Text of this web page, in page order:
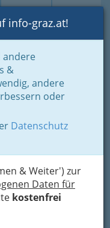
Login Toggle
info-graz.at!
andere
&
andere
oder
Datenschutz
& Weiter') zur
Daten für
kostenfrei
- der Handel
Spielsachen -